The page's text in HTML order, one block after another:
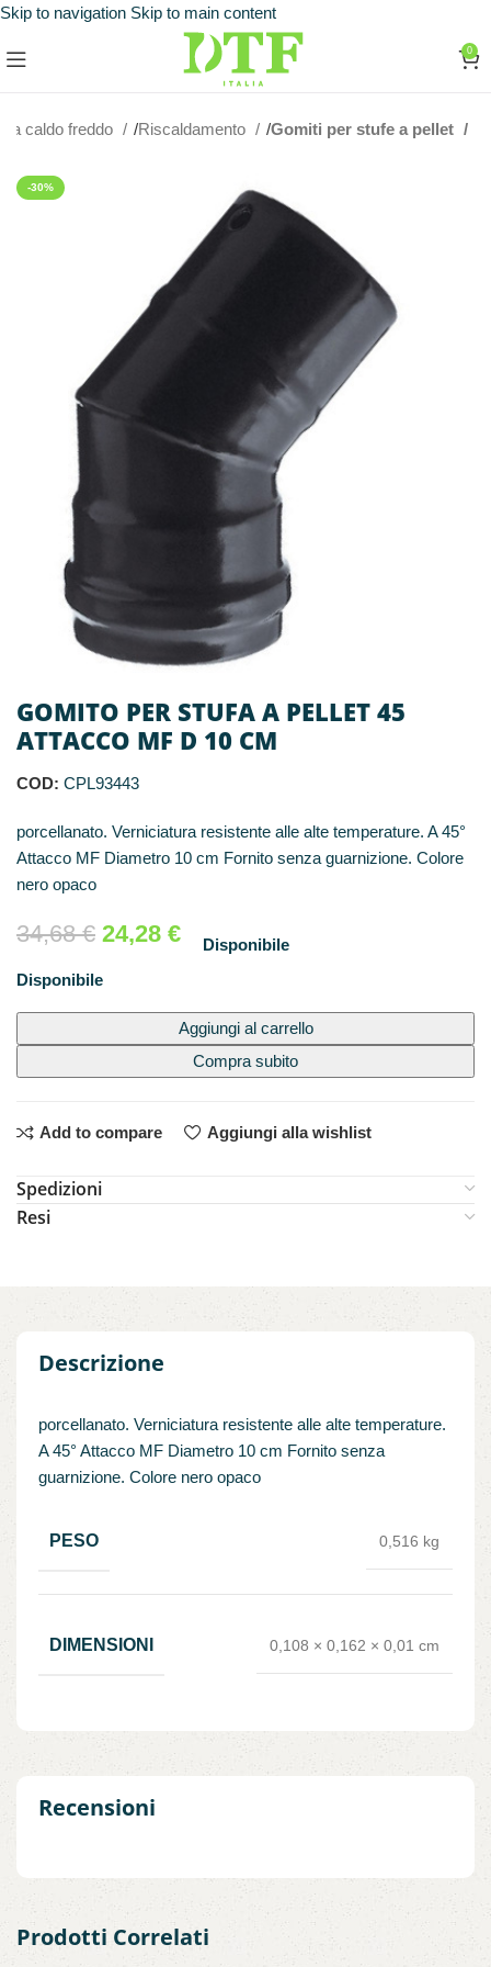
Skip to navigation Skip to main content
0
caldo freddo Riscaldamento Gomiti per stufe a pellet
-30%
GOMITO PER STUFA A PELLET 45
ATTACCO MF D 10 CM
COD: CPL93443
porcellanato. Verniciatura resistente alle alte temperature. A 45°
Attacco MF Diametro 10 cm Fornito senza guarnizione. Colore
nero opaco
34,68€ 24,28 €
Disponibile
Disponibile
Aggiungi al carrello
Compra subito
Add to compare Aggiungi alla wishlist
Spedizioni
Resi
Descrizione
porcellanato. Verniciatura resistente alle alte temperature.
A 45° Attacco MF Diametro 10 cm Fornito senza
guarnizione. Colore nero opaco
PESO 0,516 kg
DIMENSIONI 0,108 × 0,162 × 0,01 cm
Recensioni
Prodotti Correlati